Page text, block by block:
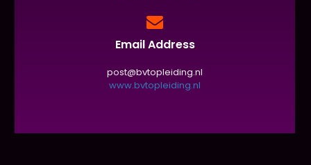
Email Address
post@bvtopleiding.nl
www.bvtopleiding.nl